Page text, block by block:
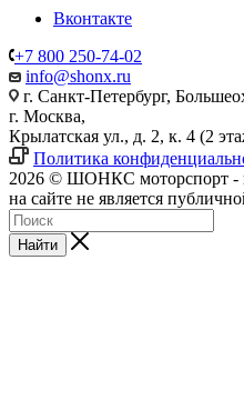
Вконтакте
+7 800 250-74-02
info@shonx.ru
г. Санкт-Петербург,
г. Москва,
Крылатская ул., д. 2, к. 4 (2
Политика
2026 © ШОНКС моторспорт -
на сайте не является
Найти